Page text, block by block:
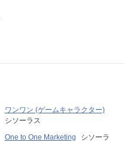
ワンワン (ゲームキャラクター)
シソーラス
One to One Marketing
シソーラ